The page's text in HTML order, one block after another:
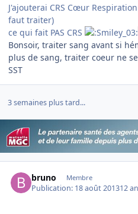
J'ajouterai CRS Cœur
faut traiter)
ce qui fait PAS CRS
Bonsoir, traiter sang avant si
plus de sang, traiter coeur ne
SST
3 semaines plus tard...
bruno Membre
Publication: 18 août 201312